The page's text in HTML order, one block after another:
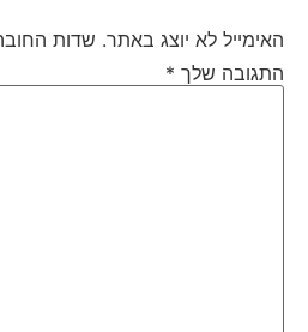
האימייל לא יוצג באתר. שדות
התגובה שלך *